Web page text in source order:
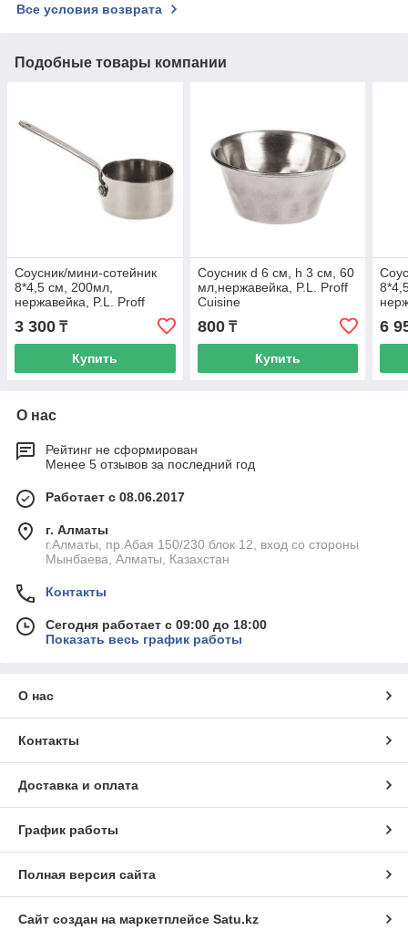
Все условия возврата
Подобные товары компании
Соусник/мини-сотейник
8*4,5 см, 200мл,
нержавейка, P.L. Proff
3 300 ₸
Купить
Соусник d 6 см, h 3 см, 60
мл,нержавейка, P.L. Proff
Cuisine
800₸
Купить
6
О нас
Рейтинг не сформирован
Менее 5 отзывов за последний год
Работает с 08.06.2017
г. Алматы
г.Алматы, пр.Абая 150/230 блок 12, вход со стороны
Мынбаева, Алматы, Казахстан
Контакты
Сегодня работает с 09:00 до 18:00
Показать весь график работы
О нас
Контакты
Доставка и оплата
График работы
Полная версия сайта
Сайт создан на маркетплейсе Satu.kz